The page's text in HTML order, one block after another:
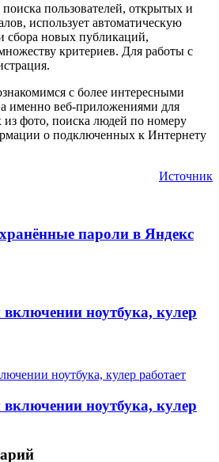
пользователей, открытых и
использует автоматическую
сбора новых публикаций,
критериев. Для работы с
с более интересными
именно веб-приложениями для
из фото, поиска людей по номеру
о подключенных к Интернету
Источник
пароли в Яндекс
ноутбука, кулер
ноутбука, кулер